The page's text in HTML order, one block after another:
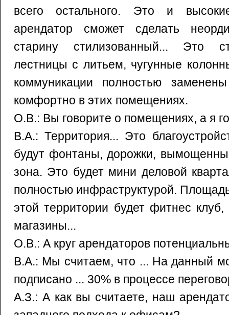
всего остального. Это и
арендатор сможет сделать
старину стилизованный... Это
лестницы с литьем, чугунные
коммуникации полностью
комфортно в этих помещениях.
О.В.: Вы говорите о помещениях, а я
В.А.: Территория... Это
будут фонтаны, дорожки,
зона. Это будет мини деловой
полностью инфраструктурой.
этой территории будет фитнес
магазины...
О.В.: А круг арендаторов
В.А.: Мы считаем, что ... На данный
подписано ... 30% в процессе
А.З.: А как вы считаете, наш